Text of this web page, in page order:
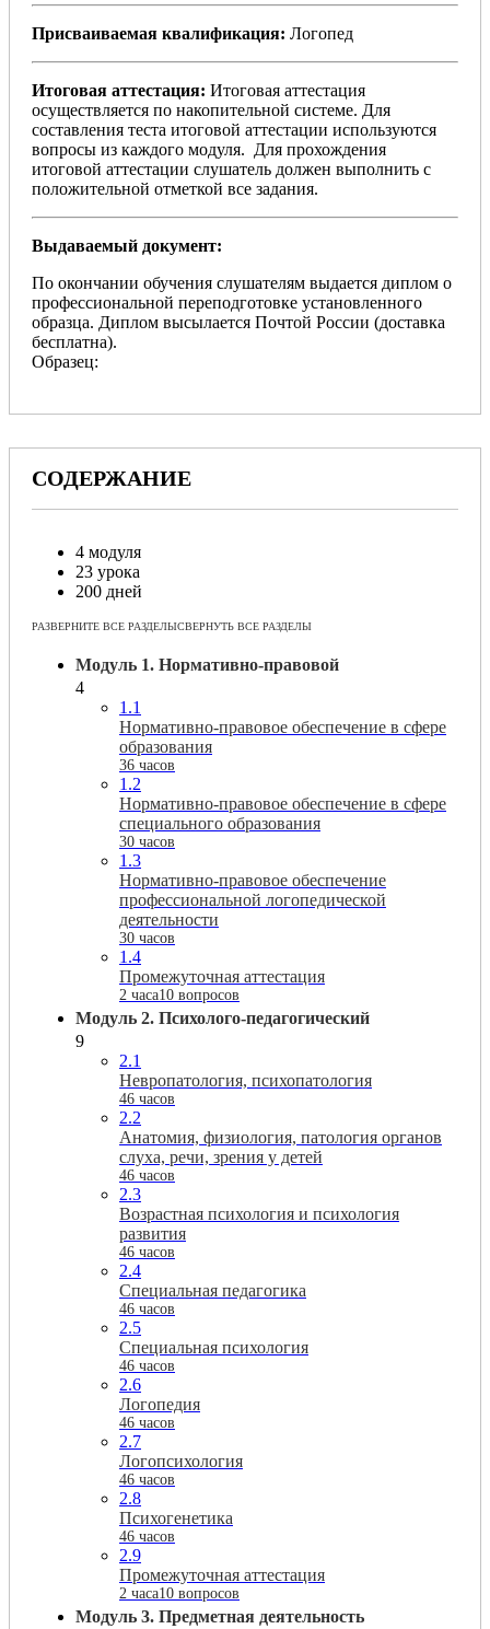
Присваиваемая квалификация: Логопед
Итоговая аттестация: Итоговая аттестация
осуществляется по накопительной системе. Для
составления теста итоговой аттестации используются
вопросы из каждого модуля. Для прохождения
итоговой аттестации слушатель должен выполнить с
положительной отметкой все задания.
Выдаваемый документ:
По окончании обучения слушателям выдается диплом о
профессиональной переподготовке установленного
образца. Диплом высылается Почтой России (доставка
бесплатна).
Образец:
СОДЕРЖАНИЕ
4 модуля
23 урока
200 дней
РАЗВЕРНИТЕ ВСЕ РАЗДЕЛЫСВЕРНУТЬ ВСЕ РАЗДЕЛЫ
Модуль 1. Нормативно-правовой
4
1.1
Нормативно-правовое обеспечение в сфере
образования
36 часов
1.2
Нормативно-правовое обеспечение в сфере
специального образования
30 часов
1.3
Нормативно-правовое обеспечение
профессиональной логопедической
деятельности
30 часов
1.4
Промежуточная аттестация
2 часа10 вопросов
Модуль 2. Психолого-педагогический
9
2.1
Невропатология, психопатология
46 часов
2.2
Анатомия, физиология, патология органов
слуха, речи, зрения у детей
46 часов
2.3
Возрастная психология и психология
развития
46 часов
2.4
Специальная педагогика
46 часов
2.5
Специальная психология
46 часов
2.6
Логопедия
46 часов
2.7
Логопсихология
46 часов
2.8
Психогенетика
46 часов
2.9
Промежуточная аттестация
2 часа10 вопросов
Модуль 3. Предметная деятельность